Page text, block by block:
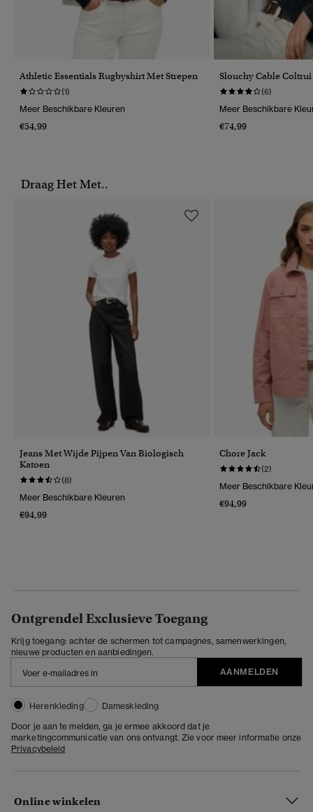
Athletic Essentials Rugbyshirt Met Strepen
(1)
Meer Beschikbare Kleuren
€54,99
Slouchy Cable Coltrui
(6)
Meer Beschikbare
€74,99
Draag Het Met..
Jeans Met Wijde Pijpen Van Biologisch
Katoen
(8)
Meer Beschikbare Kleuren
€94,99
Chore Jack
(2)
Meer Beschikbare
€94,99
Ontgrendel Exclusieve Toegang
Krijg toegang: achter de schermen tot campagnes, samenwerkingen,
nieuwe producten en aanbiedingen.
AANMELDEN
Herenkleding
Dameskleding
Door je aan te melden, ga je ermee akkoord dat je
marketingcommunicatie van ons ontvangt. Zie voor meer informatie onze
Privacybeleid
Online winkelen